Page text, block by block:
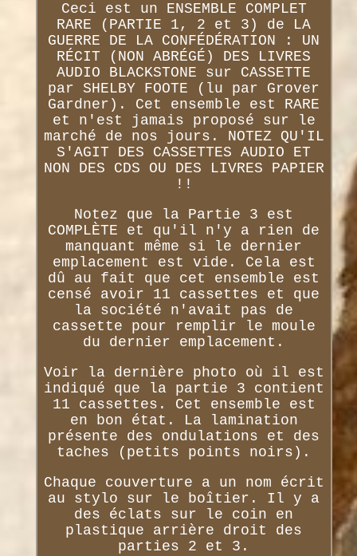
Ceci est un ENSEMBLE COMPLET
RARE (PARTIE 1, 2 et 3) de LA
GUERRE DE LA CONFÉDÉRATION : UN
RÉCIT (NON ABRÉGÉ) DES LIVRES
AUDIO BLACKSTONE sur CASSETTE
par SHELBY FOOTE (lu par Grover
Gardner). Cet ensemble est RARE
et n'est jamais proposé sur le
marché de nos jours. NOTEZ QU'IL
S'AGIT DES CASSETTES AUDIO ET
NON DES CDS OU DES LIVRES PAPIER
!!
Notez que la Partie 3 est
COMPLÈTE et qu'il n'y a rien de
manquant même si le dernier
emplacement est vide. Cela est
dû au fait que cet ensemble est
censé avoir 11 cassettes et que
la société n'avait pas de
cassette pour remplir le moule
du dernier emplacement.
Voir la dernière photo où il est
indiqué que la partie 3 contient
11 cassettes. Cet ensemble est
en bon état. La lamination
présente des ondulations et des
taches (petits points noirs).
Chaque couverture a un nom écrit
au stylo sur le boîtier. Il y a
des éclats sur le coin en
plastique arrière droit des
parties 2 et 3.